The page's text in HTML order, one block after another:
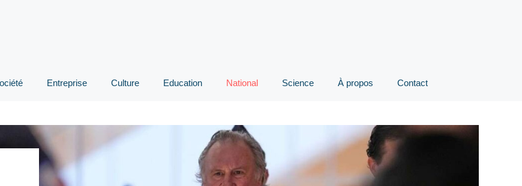
Entreprise Culture Education National Science À propos Contact